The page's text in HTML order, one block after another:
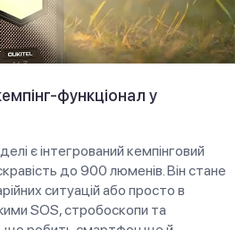
функціонал у
є інтегрований кемпінговий
до 900 люменів. Він стане
ситуацій або просто в
SOS, стробоскопи та